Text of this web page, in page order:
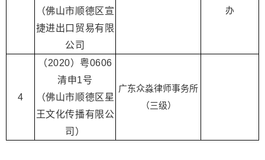
办
（佛山市顺德区宣
捷进出口贸易有限
公司
4
（2020）粤0606
清申1号
（佛山市顺德区星
王文化传播有限公
司）
广东众淼律师事务所
（三级）